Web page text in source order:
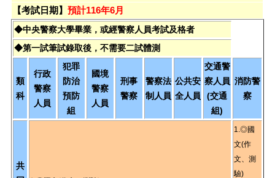
【考試日期】 預計116年6月
◆中央警察大學畢業，或經警察人員考試及格者
◆第一試筆試錄取後，不需要二試體測
類
科
行政
警察
人員
犯罪
防治
預防
組
國境
警察
人員
刑事
警察
警察法
制人員
公共安
全人員
交通警
察人員
(交通
組)
消防警
察
共
1.◎國
文(作
文、測
驗)